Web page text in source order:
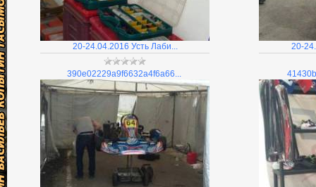
20-24.04.2016 Усть Лаби... 20-
390e02229a9f6632a4f6a66...